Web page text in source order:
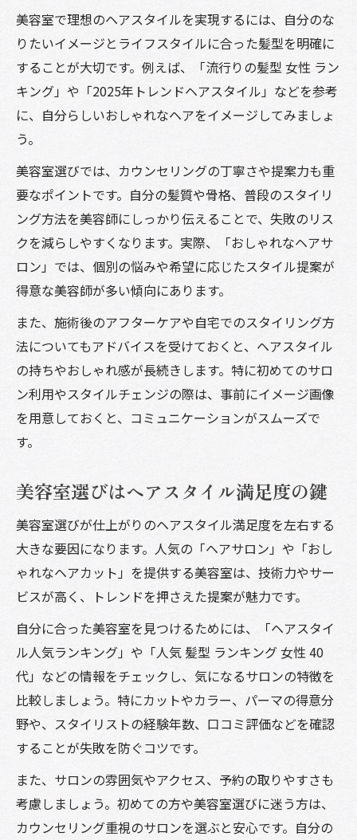
美容室で理想のヘアスタイルを実現するには、自分のな
りたいイメージとライフスタイルに合った髪型を明確に
することが大切です。例えば、「流行りの髪型 女性 ラン
キング」や「2025年トレンドヘアスタイル」などを参考
に、自分らしいおしゃれなヘアをイメージしてみましょ
う。
美容室選びでは、カウンセリングの丁寧さや提案力も重
要なポイントです。自分の髪質や骨格、普段のスタイリ
ング方法を美容師にしっかり伝えることで、失敗のリス
クを減らしやすくなります。実際、「おしゃれなヘアサ
ロン」では、個別の悩みや希望に応じたスタイル提案が
得意な美容師が多い傾向にあります。
また、施術後のアフターケアや自宅でのスタイリング方
法についてもアドバイスを受けておくと、ヘアスタイル
の持ちやおしゃれ感が長続きします。特に初めてのサロ
ン利用やスタイルチェンジの際は、事前にイメージ画像
を用意しておくと、コミュニケーションがスムーズで
す。
美容室選びはヘアスタイル満足度の鍵
美容室選びが仕上がりのヘアスタイル満足度を左右する
大きな要因になります。人気の「ヘアサロン」や「おし
ゃれなヘアカット」を提供する美容室は、技術力やサー
ビスが高く、トレンドを押さえた提案が魅力です。
自分に合った美容室を見つけるためには、「ヘアスタイ
ル人気ランキング」や「人気 髪型 ランキング 女性 40
代」などの情報をチェックし、気になるサロンの特徴を
比較しましょう。特にカットやカラー、パーマの得意分
野や、スタイリストの経験年数、口コミ評価などを確認
することが失敗を防ぐコツです。
また、サロンの雰囲気やアクセス、予約の取りやすさも
考慮しましょう。初めての方や美容室選びに迷う方は、
カウンセリング重視のサロンを選ぶと安心です。自分の